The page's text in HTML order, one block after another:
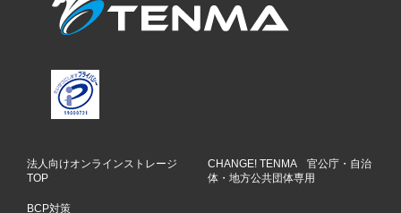
法人向けオンラインストレージ
TOP
BCP対策
CHANGE! TENMA 官公庁・自治
体・地方公共団体専用